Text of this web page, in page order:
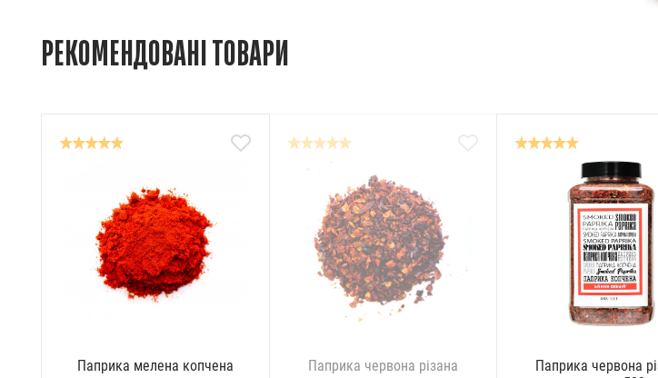
РЕКОМЕНДОВАНІ ТОВАРИ
Паприка мелена копчена
Паприка червона різана
Паприка червона